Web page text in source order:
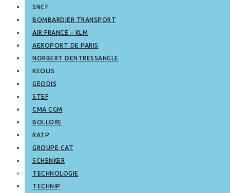
SNCF
BOMBARDIER TRANSPORT
AIR FRANCE – KLM
AEROPORT DE PARIS
NORBERT DENTRESSANGLE
KEOLIS
GEODIS
STEF
CMA CGM
BOLLORE
RATP
GROUPE CAT
SCHENKER
TECHNOLOGIE
TECHNIP